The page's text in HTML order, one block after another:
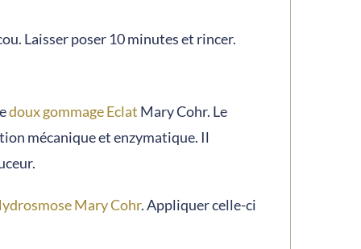
Laisser poser 10 minutes et rincer.
doux gommage Eclat Mary Cohr. Le
mécanique et enzymatique. Il
Mary Cohr. Appliquer celle-ci